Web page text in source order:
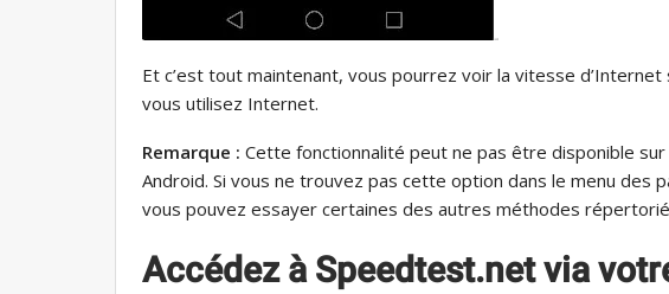
Et c’est tout maintenant, vous pourrez voir la vitesse d’Internet
vous utilisez Internet.
Remarque : Cette fonctionnalité peut ne pas être disponible
Android. Si vous ne trouvez pas cette option dans le menu des
vous pouvez essayer certaines des autres méthodes
Accédez à Speedtest.net via